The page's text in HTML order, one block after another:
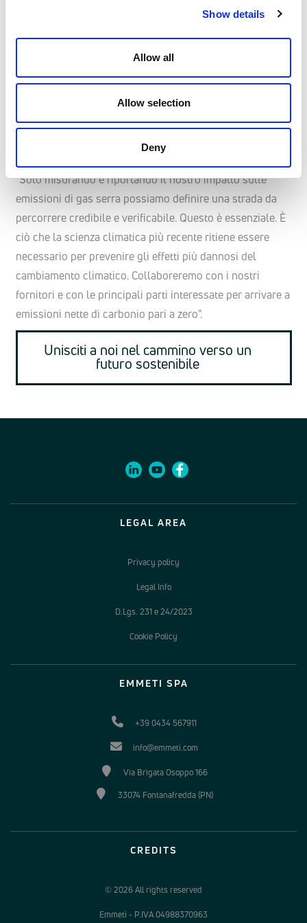
Show details
Allow all
Allow selection
Deny
strategia di sostenibilità che pone il clima al centro della
nostra attività. Gli obiettivi di riduzione delle emissioni su
base scientifica sono obiettivi impegnativi, ma essenziali
a cui dobbiamo tendere. Sono incredibilmente orgoglioso
di unirmi ad altre aziende responsabili che si sono
affrontando".
"Solo misurando e riportando il nostro impatto sulle
emissioni di gas serra possiamo definire una strada da
percorrere credibile e verificabile. Questo è essenziale. È
ciò che la scienza climatica più recente ritiene essere
necessario per prevenire gli effetti più dannosi del
cambiamento climatico. Collaboreremo con i nostri
fornitori e con le principali parti interessate per arrivare a
emissioni nette di carbonio pari a zero".
Unisciti a noi nel cammino verso un
futuro sostenibile
LEGAL AREA
Privacy policy
Legal Info
D.Lgs. 231 e 24/2023
Cookie Policy
EMMETI SPA
+39 0434 567911
info@emmeti.com
Via Brigata Osoppo 166
33074 Fontanafredda (PN)
CREDITS
© 2026 All rights reserved
Emmeti - P.IVA 04988370963